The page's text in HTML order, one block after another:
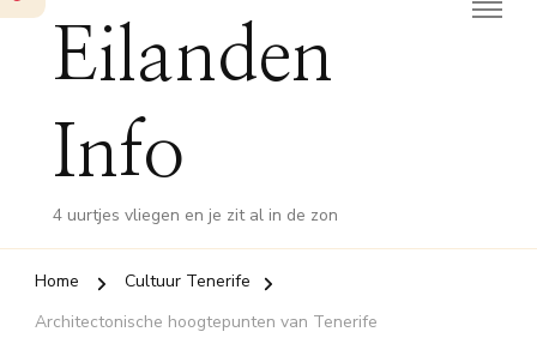
Eilanden
Info
4 uurtjes vliegen en je zit al in de zon
Home
Cultuur Tenerife
Architectonische hoogtepunten van Tenerife